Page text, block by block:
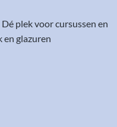
Dé plek voor cursussen en
glazuren